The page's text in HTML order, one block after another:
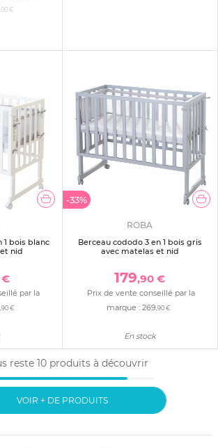
€
1 bois blanc
nid
€
par la
,90 €
-33%
ROBA
Berceau cododo 3 en 1 bois gris
avec matelas et nid
179,90 €
Prix de vente conseillé par la
marque : 269 ,90 €
En stock
reste 10 produits à découvrir
VOIR + DE PRODUITS